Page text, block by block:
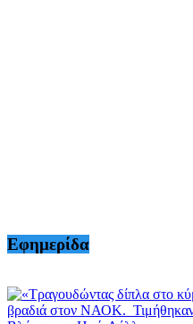
Εφημερίδα